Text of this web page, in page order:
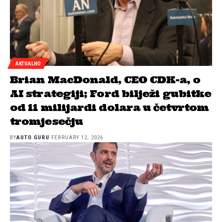
AKTUALNO
Brian MacDonald, CEO CDK-a, o
AI strategiji; Ford bilježi gubitke
od 11 milijardi dolara u četvrtom
tromjesečju
BYAUTO GURU FEBRUARY 12, 2026